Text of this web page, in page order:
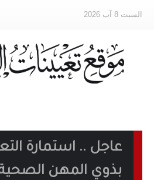
السبت 8 آب 2026
عاجل .. استمارة
بذوي المهن